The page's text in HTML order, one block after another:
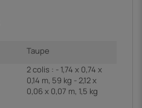
Taupe
2 colis : - 1,74 x 0,74 x
0,14 m, 59 kg - 2,12 x
0,06 x 0,07 m, 1,5 kg